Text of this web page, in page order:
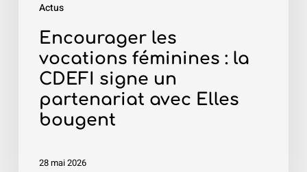
Actus
avec
Elles
bougent
Encourager les
vocations féminines : la
CDEFI signe un
partenariat avec Elles
bougent
28 mai 2026